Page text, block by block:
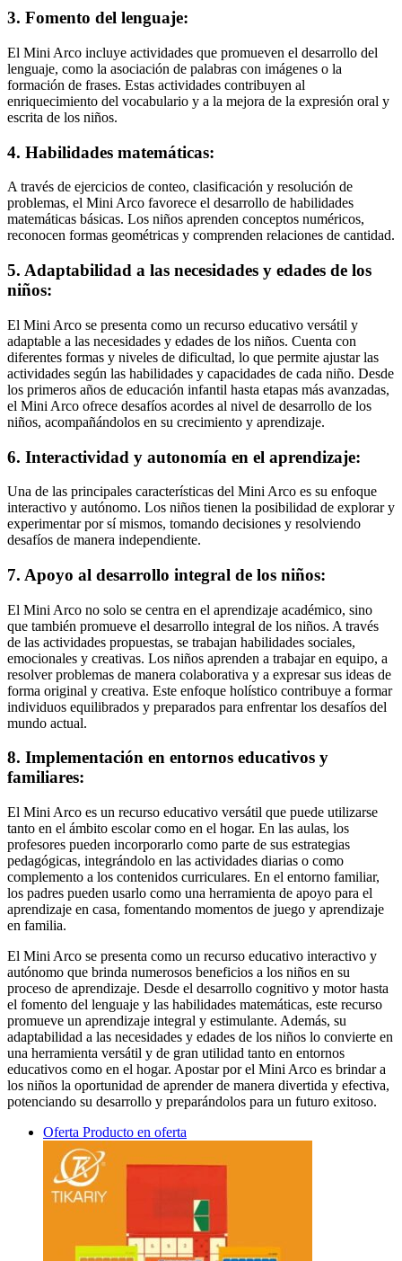
3. Fomento del lenguaje:
El Mini Arco incluye actividades que promueven el desarrollo del
lenguaje, como la asociación de palabras con imágenes o la
formación de frases. Estas actividades contribuyen al
enriquecimiento del vocabulario y a la mejora de la expresión oral y
escrita de los niños.
4. Habilidades matemáticas:
A través de ejercicios de conteo, clasificación y resolución de
problemas, el Mini Arco favorece el desarrollo de habilidades
matemáticas básicas. Los niños aprenden conceptos numéricos,
reconocen formas geométricas y comprenden relaciones de cantidad.
5. Adaptabilidad a las necesidades y edades de los
niños:
El Mini Arco se presenta como un recurso educativo versátil y
adaptable a las necesidades y edades de los niños. Cuenta con
diferentes formas y niveles de dificultad, lo que permite ajustar las
actividades según las habilidades y capacidades de cada niño. Desde
los primeros años de educación infantil hasta etapas más avanzadas,
el Mini Arco ofrece desafíos acordes al nivel de desarrollo de los
niños, acompañándolos en su crecimiento y aprendizaje.
6. Interactividad y autonomía en el aprendizaje:
Una de las principales características del Mini Arco es su enfoque
interactivo y autónomo. Los niños tienen la posibilidad de explorar y
experimentar por sí mismos, tomando decisiones y resolviendo
desafíos de manera independiente.
7. Apoyo al desarrollo integral de los niños:
El Mini Arco no solo se centra en el aprendizaje académico, sino
que también promueve el desarrollo integral de los niños. A través
de las actividades propuestas, se trabajan habilidades sociales,
emocionales y creativas. Los niños aprenden a trabajar en equipo, a
resolver problemas de manera colaborativa y a expresar sus ideas de
forma original y creativa. Este enfoque holístico contribuye a formar
individuos equilibrados y preparados para enfrentar los desafíos del
mundo actual.
8. Implementación en entornos educativos y
familiares:
El Mini Arco es un recurso educativo versátil que puede utilizarse
tanto en el ámbito escolar como en el hogar. En las aulas, los
profesores pueden incorporarlo como parte de sus estrategias
pedagógicas, integrándolo en las actividades diarias o como
complemento a los contenidos curriculares. En el entorno familiar,
los padres pueden usarlo como una herramienta de apoyo para el
aprendizaje en casa, fomentando momentos de juego y aprendizaje
en familia.
El Mini Arco se presenta como un recurso educativo interactivo y
autónomo que brinda numerosos beneficios a los niños en su
proceso de aprendizaje. Desde el desarrollo cognitivo y motor hasta
el fomento del lenguaje y las habilidades matemáticas, este recurso
promueve un aprendizaje integral y estimulante. Además, su
adaptabilidad a las necesidades y edades de los niños lo convierte en
una herramienta versátil y de gran utilidad tanto en entornos
educativos como en el hogar. Apostar por el Mini Arco es brindar a
los niños la oportunidad de aprender de manera divertida y efectiva,
potenciando su desarrollo y preparándolos para un futuro exitoso.
Oferta Producto en oferta